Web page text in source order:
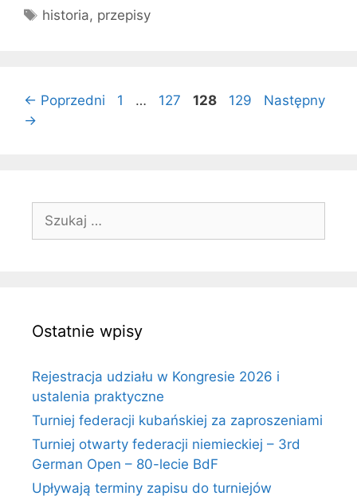
Tagi
historia, przepisy
← Poprzedni Strona
1 … Strona
127 Strona
128 Strona
129
Następny
→
Szukaj:
Ostatnie wpisy
Rejestracja udziału w Kongresie 2026 i
ustalenia praktyczne
Turniej federacji kubańskiej za zaproszeniami
Turniej otwarty federacji niemieckiej – 3rd
German Open – 80-lecie BdF
Upływają terminy zapisu do turniejów